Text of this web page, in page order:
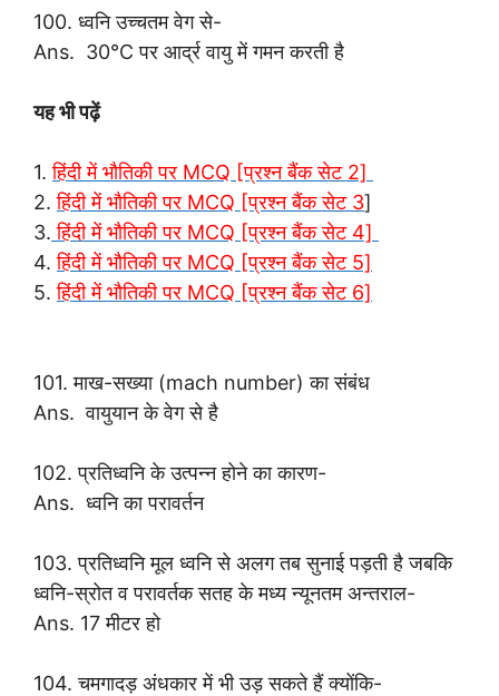
100. ध्वनि उच्चतम वेग से-
Ans. 30°C पर आर्द्र वायु में गमन करती है
यह भी पढ़ें
1.हिंदी में भौतिकी पर MCQ [प्रश्न बैंक सेट 2]
2.हिंदी में भौतिकी पर MCQ [प्रश्न बैंक सेट 3]
3. हिंदी में भौतिकी पर MCQ [प्रश्न बैंक सेट 4]
4.हिंदी में भौतिकी पर MCQ [प्रश्न बैंक सेट 5]
5.हिंदी में भौतिकी पर MCQ [प्रश्न बैंक सेट 6]
101. माख-सख्या (mach number) का संबंध
Ans. वायुयान के वेग से है
102. प्रतिध्वनि के उत्पन्न होने का कारण-
Ans. ध्वनि का परावर्तन
103. प्रतिध्वनि मूल ध्वनि से अलग तब सुनाई पड़ती है जबकि
ध्वनि-स्रोत व परावर्तक सतह के मध्य न्यूनतम अन्तराल-
Ans. 17 मीटर हो
104. चमगादड़ अंधकार में भी उड़ सकते हैं क्योंकि-